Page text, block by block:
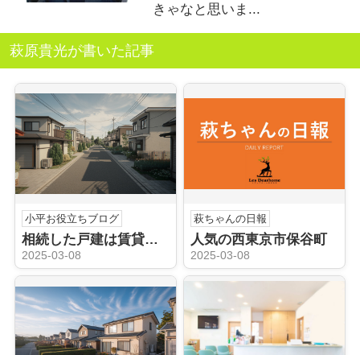
きゃなと思いま...
萩原貴光が書いた記事
小平お役立ちブログ
相続した戸建は賃貸が得か損か？小平市の賃貸市場を解説
2025-03-08
萩ちゃんの日報
人気の西東京市保谷町
2025-03-08